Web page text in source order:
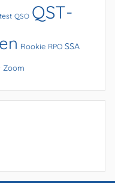
QSO QST-
Rookie RPO SSA
Zoom